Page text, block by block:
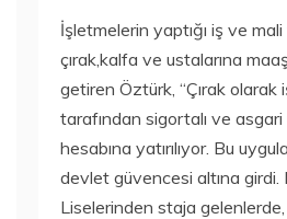
İşletmelerin yaptığı iş ve mali
çırak,kalfa ve ustalarına
getiren Öztürk, “Çırak
tarafından sigortalı ve
hesabına yatırılıyor. Bu
devlet güvencesi altına girdi.
Liselerinden staja